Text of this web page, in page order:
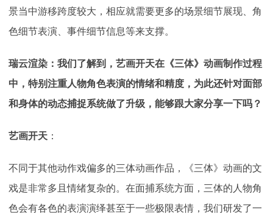
景当中游移跨度较大，相应就需要更多的场景细节展现、角
色细节表演、事件细节信息等来支撑。
瑞云渲染：我们了解到，艺画开天在《三体》动画制作过程
中，特别注重人物角色表演的情绪和精度，为此还针对面部
和身体的动态捕捉系统做了升级，能够跟大家分享一下吗？
艺画开天 ：
不同于其他动作戏偏多的三体动画作品，《三体》动画的文
戏是非常多且情绪复杂的。在面捕系统方面，三体的人物角
色会有各色的表演演绎甚至于一些极限表情，我们研发了一